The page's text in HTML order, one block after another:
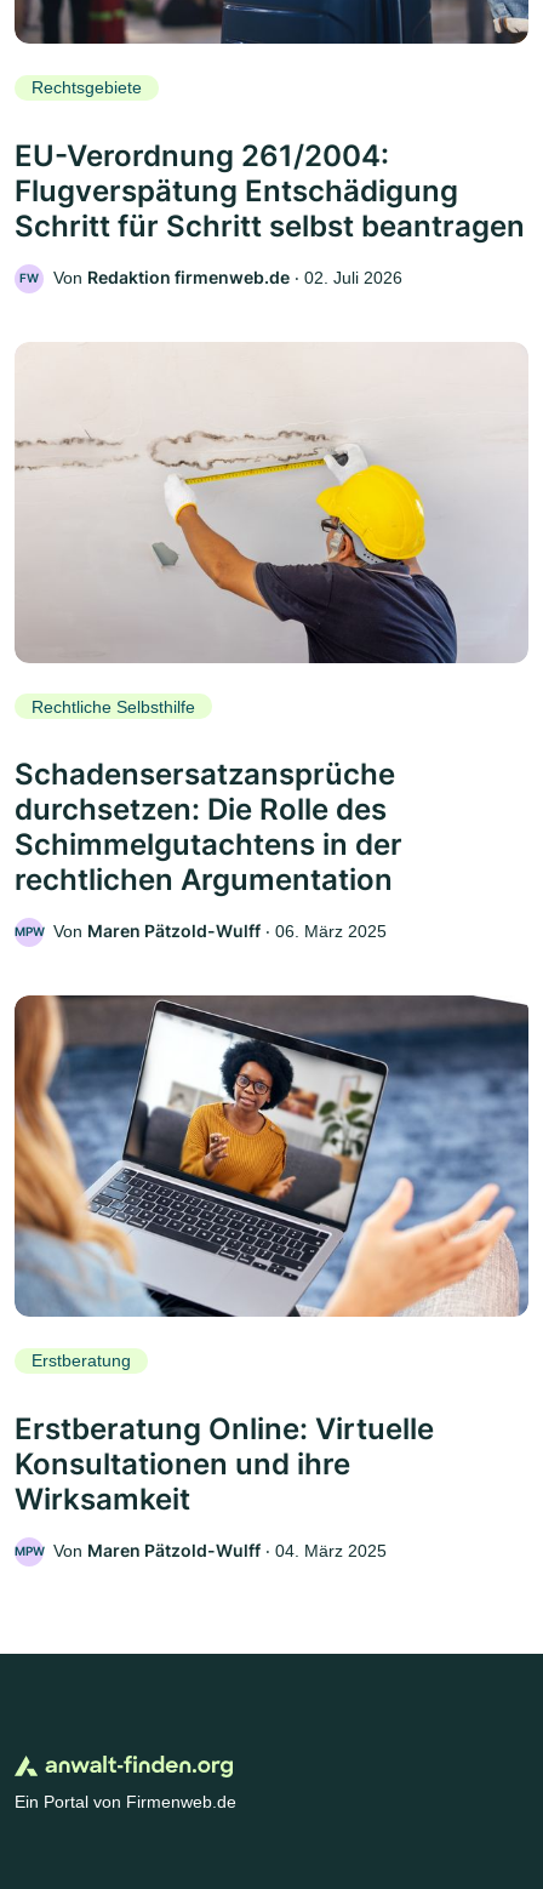
Rechtsgebiete
EU-Verordnung 261/2004:
Flugverspätung Entschädigung
Schritt für Schritt selbst beantragen
FW Von Redaktion firmenweb.de ‧ 02. Juli 2026
Rechtliche Selbsthilfe
Schadensersatzansprüche
durchsetzen: Die Rolle des
Schimmelgutachtens in der
rechtlichen Argumentation
MPW Von Maren Pätzold-Wulff ‧ 06. März 2025
Erstberatung
Erstberatung Online: Virtuelle
Konsultationen und ihre
Wirksamkeit
MPW Von Maren Pätzold-Wulff ‧ 04. März 2025
Ein Portal von Firmenweb.de